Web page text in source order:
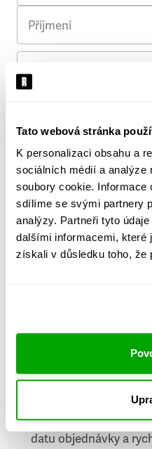
Tato webová stránka
K personalizaci obsahu a
sociálních médií a
soubory cookie. Informace
sdílíme se svými partnery
analýzy. Partneři tyto
dalšími informacemi, které
získali v důsledku toho, že
Příjmení
Ulice
Město
PSČ
Stát
doručování týdeníku
první vydání ve vaší
příští, nejpozději
datu objednávky a